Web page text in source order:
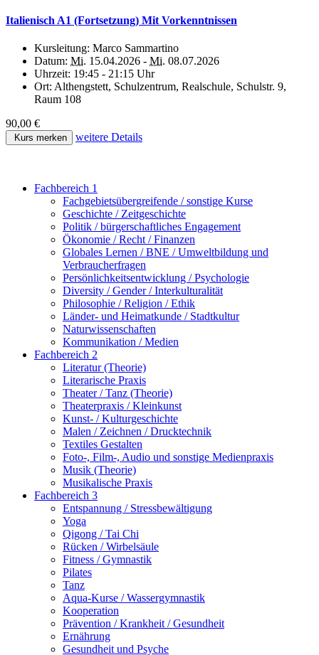
Italienisch A1 (Fortsetzung) Mit Vorkenntnissen
Kursleitung: Marco Sammartino
Datum: Mi. 15.04.2026 - Mi. 08.07.2026
Uhrzeit: 19:45 - 21:15 Uhr
Ort: Althengstett, Schulzentrum, Realschule, Schulstr. 9,
Raum 108
90,00 €
Kurs merken weitere Details
Fachbereich 1
Fachgebietsübergreifende / sonstige Kurse
Geschichte / Zeitgeschichte
Politik / bürgerschaftliches Engagement
Ökonomie / Recht / Finanzen
Globales Lernen / BNE / Umweltbildung und
Verbraucherfragen
Persönlichkeitsentwicklung / Psychologie
Diversity / Gender / Interkulturalität
Philosophie / Religion / Ethik
Länder- und Heimatkunde / Stadtkultur
Naturwissenschaften
Kommunikation / Medien
Fachbereich 2
Literatur (Theorie)
Literarische Praxis
Theater / Tanz (Theorie)
Theaterpraxis / Kleinkunst
Kunst- / Kulturgeschichte
Malen / Zeichnen / Drucktechnik
Textiles Gestalten
Foto-, Film-, Audio und sonstige Medienpraxis
Musik (Theorie)
Musikalische Praxis
Fachbereich 3
Entspannung / Stressbewältigung
Yoga
Qigong / Tai Chi
Rücken / Wirbelsäule
Fitness / Gymnastik
Pilates
Tanz
Aqua-Kurse / Wassergymnastik
Kooperation
Prävention / Krankheit / Gesundheit
Ernährung
Gesundheit und Psyche